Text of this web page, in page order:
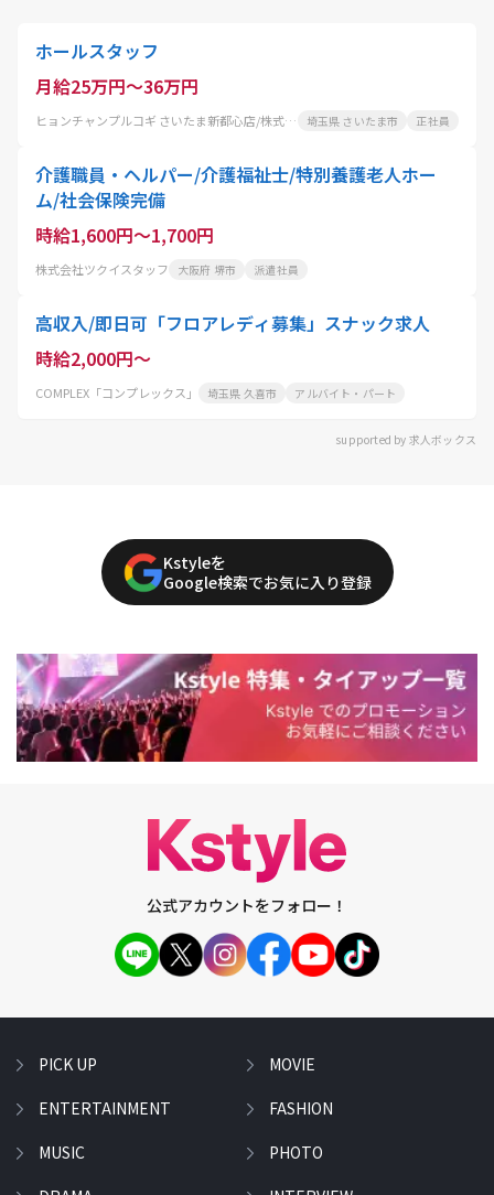
ホールスタッフ
月給25万円～36万円
ヒョンチャンプルコギ さいたま新都心店/株式会社 コーフク 埼玉県 さいたま市 正社員
介護職員・ヘルパー/介護福祉士/特別養護老人ホー
ム/社会保険完備
時給1,600円～1,700円
株式会社ツクイスタッフ 大阪府 堺市 派遣社員
高収入/即日可「フロアレディ募集」スナック求人
時給2,000円～
COMPLEX「コンプレックス」 埼玉県 久喜市 アルバイト・パート
supported by 求人ボックス
Kstyleを
Google検索でお気に入り登録
公式アカウントをフォロー！
PICK UP
ENTERTAINMENT
MUSIC
MOVIE
FASHION
PHOTO